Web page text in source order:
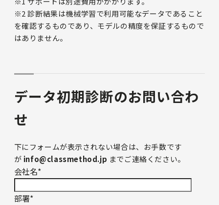
※2 診断結果は機械学習で利用可能なデータであること
を確認するものであり、モデルの精度を保証するもので
はありません。
データ初期診断のお問い合わ
せ
下にフォームが表示されない場合は、お手数です
が info@classmethod.jp までご連絡ください。
会社名*
部署*